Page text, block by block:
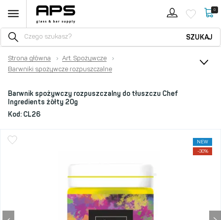
0
SZUKAJ
Strona główna › Art. Spożywcze
›
Barwniki spożywcze rozpuszczalne
Barwnik spożywczy rozpuszczalny do tłuszczu Chef
Ingredients żółty 20g
Kod: CL26
NEW
-30%